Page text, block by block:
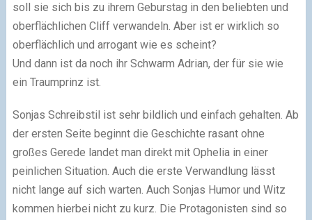
soll sie sich bis zu ihrem Geburstag in den beliebten und
oberflächlichen Cliff verwandeln. Aber ist er wirklich so
oberflächlich und arrogant wie es scheint?
Und dann ist da noch ihr Schwarm Adrian, der für sie wie
ein Traumprinz ist.
Sonjas Schreibstil ist sehr bildlich und einfach gehalten. Ab
der ersten Seite beginnt die Geschichte rasant ohne
großes Gerede landet man direkt mit Ophelia in einer
peinlichen Situation. Auch die erste Verwandlung lässt
nicht lange auf sich warten. Auch Sonjas Humor und Witz
kommen hierbei nicht zu kurz. Die Protagonisten sind so